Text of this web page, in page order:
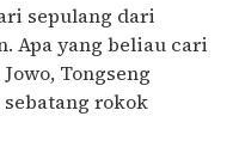
sepulang dari
Apa yang beliau cari
Tongseng
rokok